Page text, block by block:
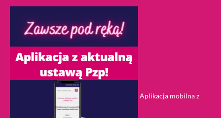
Aplikacja mobilna z